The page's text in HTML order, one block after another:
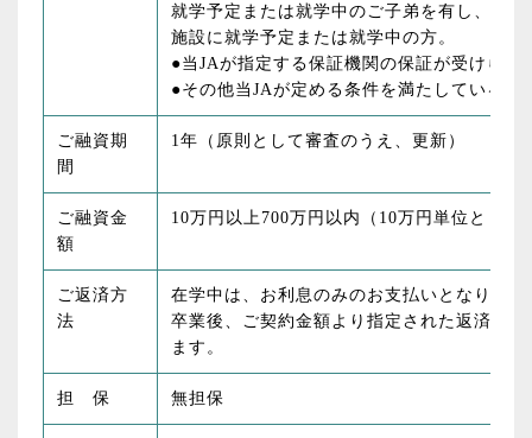
就学予定または就学中のご子弟を有し、且
施設に就学予定または就学中の方。
●当JAが指定する保証機関の保証が受けられ
●その他当JAが定める条件を満たしている方
ご融資期
間
1年（原則として審査のうえ、更新）
ご融資金
額
10万円以上700万円以内（10万円単位としま
ご返済方
法
在学中は、お利息のみのお支払いとなりま
卒業後、ご契約金額より指定された返済元
ます。
担 保 無担保